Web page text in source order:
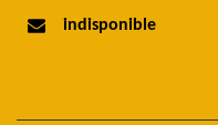
indisponible